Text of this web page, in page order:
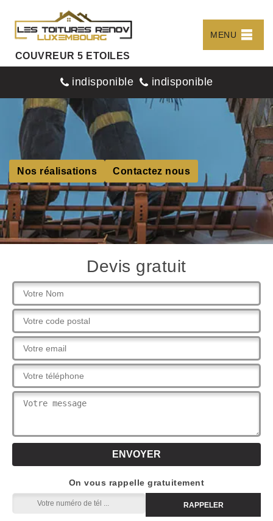
COUVREUR 5 ETOILES
MENU
indisponible indisponible
Nos réalisations Contactez nous
Devis gratuit
On vous rappelle gratuitement